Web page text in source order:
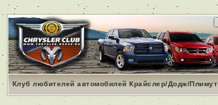
Клуб любителей автомобилей Крайслер/Додж/Плимут